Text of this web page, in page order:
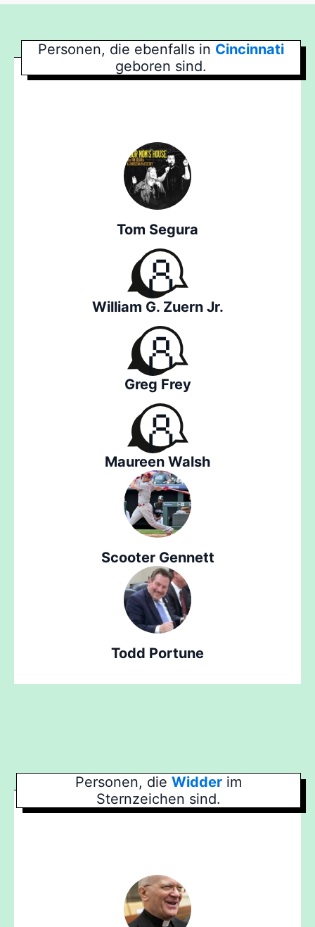
Personen, die ebenfalls in Cincinnati
geboren sind.
Tom Segura
William G. Zuern Jr.
Greg Frey
Maureen Walsh
Scooter Gennett
Todd Portune
Personen, die Widder im
Sternzeichen sind.